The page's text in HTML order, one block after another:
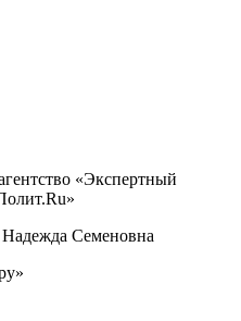
«Экспертный
Семеновна